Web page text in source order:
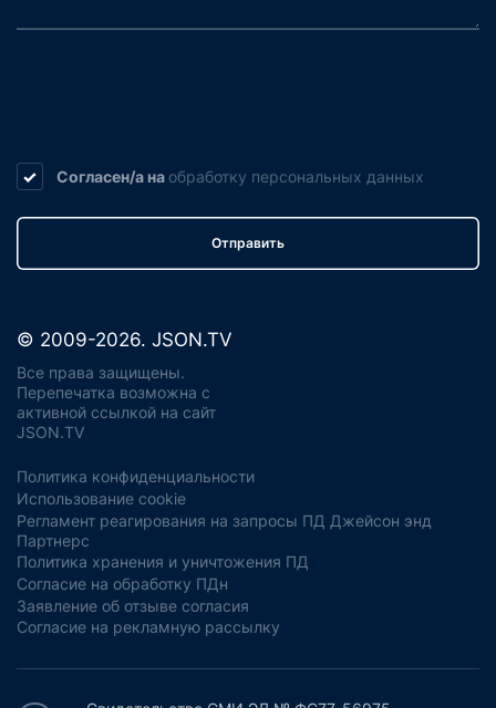
Согласен/а на обработку персональных данных
Отправить
© 2009-2026. JSON.TV
Все права защищены.
Перепечатка возможна с
активной ссылкой на сайт
JSON.TV
Политика конфиденциальности
Использование cookie
Регламент реагирования на запросы ПД Джейсон энд
Партнерс
Политика хранения и уничтожения ПД
Согласие на обработку ПДн
Заявление об отзыве согласия
Согласие на рекламную рассылку